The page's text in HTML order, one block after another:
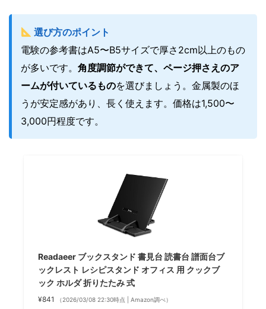
選び方のポイント
電験の参考書はA5〜B5サイズで厚さ2cm以上のもの
が多いです。 角度調節ができて、ページ押さえのア
ームが付いているものを選びましょう。金属製のほ
うが安定感があり、長く使えます。価格は1,500〜
3,000円程度です。
Readaeer ブックスタンド 書見台 読書台 譜面台ブ
ックレスト レシピスタンド オフィス 用 クックブ
ック ホルダ 折りたたみ 式
¥841 （2026/03/08 22:30時点 | Amazon調べ）